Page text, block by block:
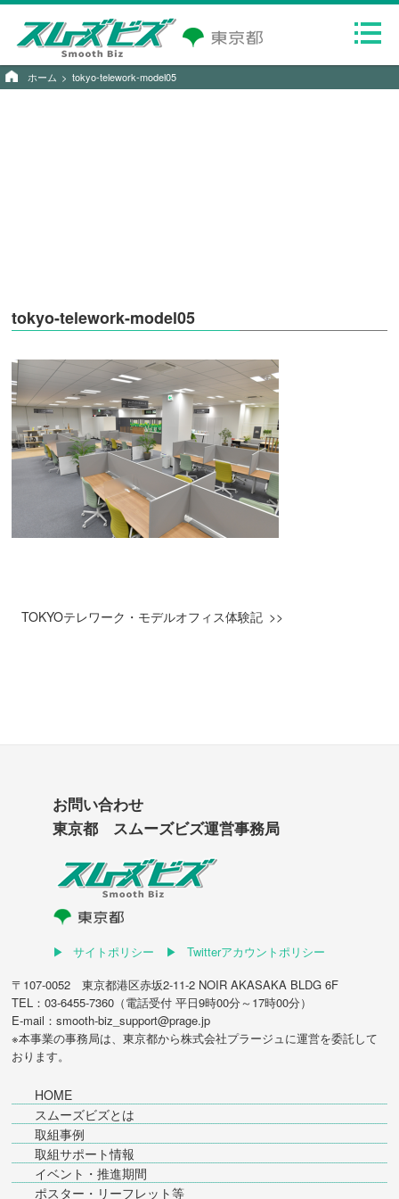
ホーム tokyo-telework-model05
tokyo-telework-model05
TOKYOテレワーク・モデルオフィス体験記
お問い合わせ
東京都 スムーズビズ運営事務局
サイトポリシー
Twitterアカウントポリシー
〒107-0052 東京都港区赤坂2-11-2 NOIR AKASAKA BLDG 6F
TEL：03-6455-7360（電話受付 平日9時00分～17時00分）
E-mail：smooth-biz_support@prage.jp
※本事業の事務局は、東京都から株式会社プラージュに運営を委託して
おります。
HOME
スムーズビズとは
取組事例
取組サポート情報
イベント・推進期間
ポスター・リーフレット等